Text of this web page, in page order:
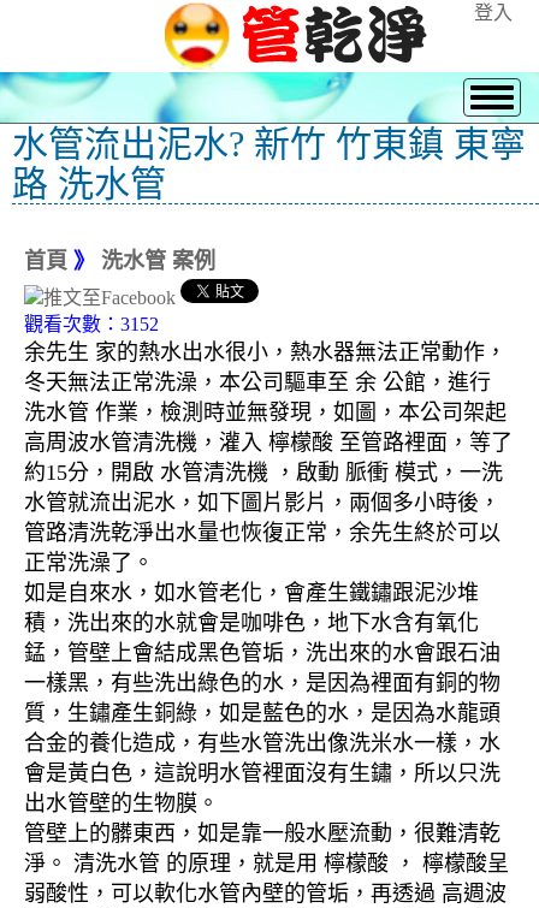
登入
水管流出泥水? 新竹 竹東鎮 東寧
路 洗水管
首頁 》 洗水管 案例
觀看次數：3152
余先生 家的熱水出水很小，熱水器無法正常動作，
冬天無法正常洗澡，本公司驅車至 余 公館，進行
洗水管 作業，檢測時並無發現，如圖，本公司架起
高周波水管清洗機，灌入 檸檬酸 至管路裡面，等了
約15分，開啟 水管清洗機 ，啟動 脈衝 模式，一洗
水管就流出泥水，如下圖片影片，兩個多小時後，
管路清洗乾淨出水量也恢復正常，余先生終於可以
正常洗澡了。
如是自來水，如水管老化，會產生鐵鏽跟泥沙堆
積，洗出來的水就會是咖啡色，地下水含有氧化
錳，管壁上會結成黑色管垢，洗出來的水會跟石油
一樣黑，有些洗出綠色的水，是因為裡面有銅的物
質，生鏽產生銅綠，如是藍色的水，是因為水龍頭
合金的養化造成，有些水管洗出像洗米水一樣，水
會是黃白色，這說明水管裡面沒有生鏽，所以只洗
出水管壁的生物膜。
管壁上的髒東西，如是靠一般水壓流動，很難清乾
淨。 清洗水管 的原理，就是用 檸檬酸 ， 檸檬酸呈
弱酸性，可以軟化水管內壁的管垢，再透過 高週波